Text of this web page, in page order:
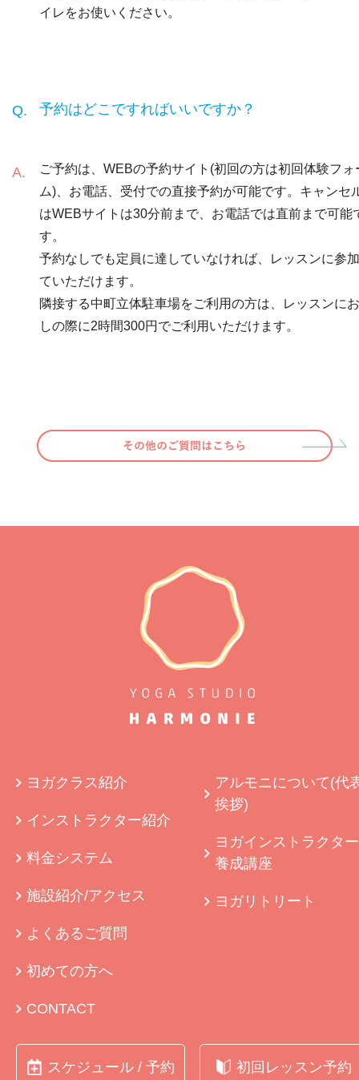
イレをお使いください。
予約はどこですればいいですか？
ご予約は、WEBの予約サイト(初回の方は初回体験フォ
ム)、お電話、受付での直接予約が可能です。キャンセ
はWEBサイトは30分前まで、お電話では直前まで可能
す。
予約なしでも定員に達していなければ、レッスンに参
ていただけます。
隣接する中町立体駐車場をご利用の方は、レッスンに
しの際に2時間300円でご利用いただけます。
ヨガクラス紹介
インストラクター紹介
料金システム
施設紹介/アクセス
よくあるご質問
初めての方へ
CONTACT
アルモニについて(代
挨拶)
ヨガインストラクター
養成講座
ヨガリトリート
スケジュール / 予約 初回レッスン予約